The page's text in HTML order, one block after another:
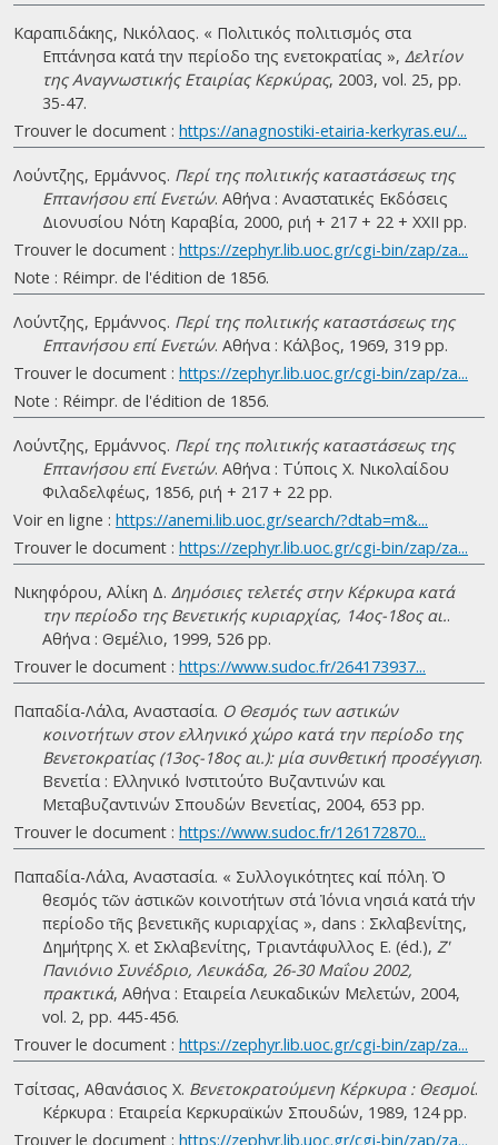
Καραπιδάκης, Νικόλαος. « Πολιτικός πολιτισμός στα
Επτάνησα κατά την περίοδο της ενετοκρατίας », Δελτίον
της Αναγνωστικής Εταιρίας Κερκύρας, 2003, vol. 25, pp.
35-47.
Trouver le document : https://anagnostiki-etairia-kerkyras.eu/...
Λούντζης, Ερμάννος. Περί της πολιτικής καταστάσεως της
Επτανήσου επί Ενετών. Αθήνα : Αναστατικές Εκδόσεις
Διονυσίου Νότη Καραβία, 2000, ριή + 217 + 22 + ΧΧΙΙ pp.
Trouver le document : https://zephyr.lib.uoc.gr/cgi-bin/zap/za...
Note : Réimpr. de l'édition de 1856.
Λούντζης, Ερμάννος. Περί της πολιτικής καταστάσεως της
Επτανήσου επί Ενετών. Αθήνα : Κάλβος, 1969, 319 pp.
Trouver le document : https://zephyr.lib.uoc.gr/cgi-bin/zap/za...
Note : Réimpr. de l'édition de 1856.
Λούντζης, Ερμάννος. Περί της πολιτικής καταστάσεως της
Επτανήσου επί Ενετών. Αθήνα : Τύποις Χ. Νικολαίδου
Φιλαδελφέως, 1856, ριή + 217 + 22 pp.
Voir en ligne : https://anemi.lib.uoc.gr/search/?dtab=m&...
Trouver le document : https://zephyr.lib.uoc.gr/cgi-bin/zap/za...
Νικηφόρου, Αλίκη Δ. Δημόσιες τελετές στην Κέρκυρα κατά
την περίοδο της Βενετικής κυριαρχίας, 14ος-18ος αι..
Αθήνα : Θεμέλιο, 1999, 526 pp.
Trouver le document : https://www.sudoc.fr/264173937...
Παπαδία-Λάλα, Αναστασία. Ο Θεσμός των αστικών
κοινοτήτων στον ελληνικό χώρο κατά την περίοδο της
Βενετοκρατίας (13ος-18ος αι.): μία συνθετική προσέγγιση.
Βενετία : Ελληνικό Ινστιτούτο Βυζαντινών και
Μεταβυζαντινών Σπουδών Βενετίας, 2004, 653 pp.
Trouver le document : https://www.sudoc.fr/126172870...
Παπαδία-Λάλα, Αναστασία. « Συλλογικότητες καί πόλη. Ὁ
θεσµός τῶν ἀστικῶν κοινοτήτων στά Ἰόνια νησιά κατά τήν
περίοδο τῆς βενετικῆς κυριαρχίας », dans : Σκλαβενίτης,
Δημήτρης Χ. et Σκλαβενίτης, Τριαντάφυλλος Ε. (éd.), Ζ'
Πανιόνιο Συνέδριο, Λευκάδα, 26-30 Μαΐου 2002,
πρακτικά, Αθήνα : Εταιρεία Λευκαδικών Μελετών, 2004,
vol. 2, pp. 445-456.
Trouver le document : https://zephyr.lib.uoc.gr/cgi-bin/zap/za...
Τσίτσας, Αθανάσιος Χ. Βενετοκρατούμενη Κέρκυρα : Θεσμοί.
Κέρκυρα : Εταιρεία Κερκυραϊκών Σπουδών, 1989, 124 pp.
Trouver le document : https://zephyr.lib.uoc.gr/cgi-bin/zap/za...